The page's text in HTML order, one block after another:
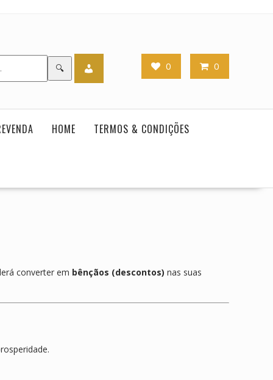
0 0
🔍
HOME TERMOS & CONDIÇÕES
converter em bênçãos (descontos) nas suas